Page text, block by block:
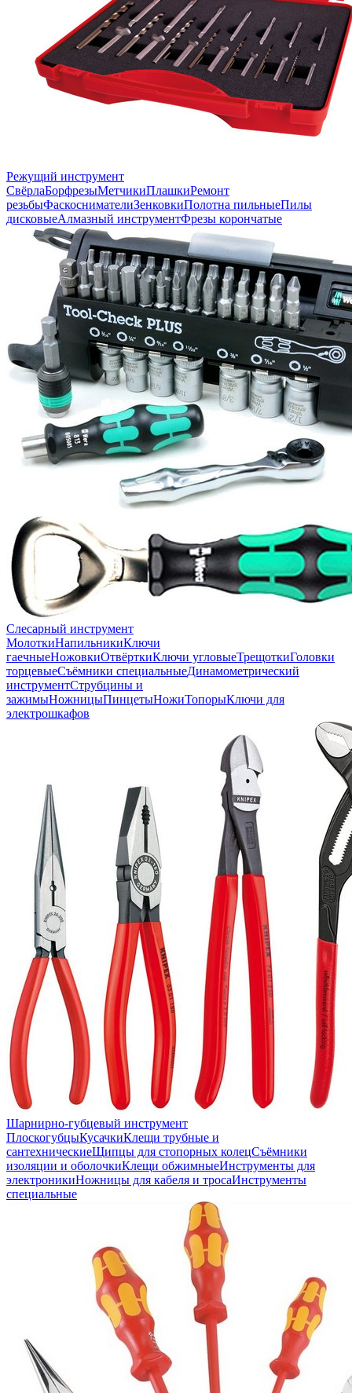
Режущий инструмент
СвёрлаБорфрезыМетчикиПлашкиРемонт
резьбыФаскоснимателиЗенковкиПолотна пильныеПилы
дисковыеАлмазный инструментФрезы корончатые
Слесарный инструмент
МолоткиНапильникиКлючи
гаечныеНожовкиОтвёрткиКлючи угловыеТрещоткиГоловки
торцевыеСъёмники специальныеДинамометрический
инструментСтрубцины и
зажимыНожницыПинцетыНожиТопорыКлючи для
электрошкафов
Шарнирно-губцевый инструмент
ПлоскогубцыКусачкиКлещи трубные и
сантехническиеЩипцы для стопорных колецСъёмники
изоляции и оболочкиКлещи обжимныеИнструменты для
электроникиНожницы для кабеля и тросаИнструменты
специальные